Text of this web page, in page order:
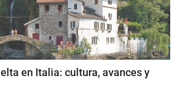
en Italia: cultura, avances y